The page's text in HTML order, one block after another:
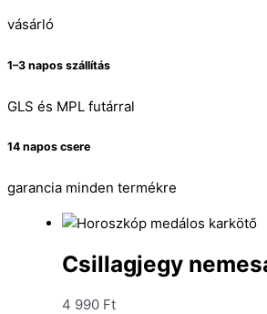
vásárló
1–3 napos szállítás
GLS és MPL futárral
14 napos csere
garancia minden termékre
Csillagjegy
4 990 Ft